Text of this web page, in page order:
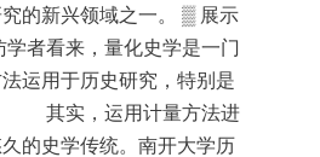
的新兴领域之一。 ▒ 展示
看来，量化史学是一门
运用于历史研究，特别是
其实，运用计量方法进
的史学传统。南开大学历